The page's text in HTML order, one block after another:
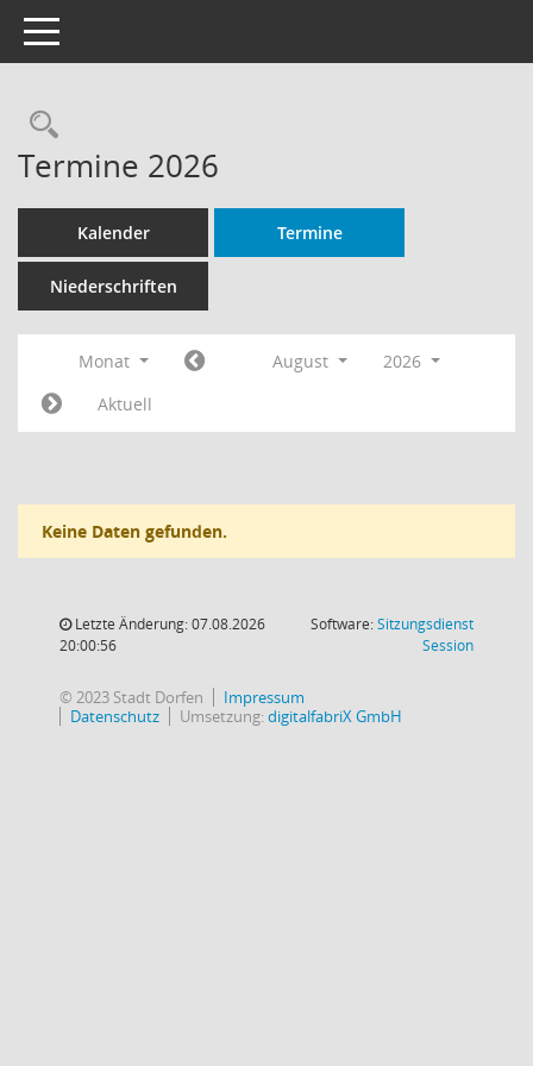
Toggle navigation
Rechercheauswahl
Termine 2026
Kalender Termine
Niederschriften
Monat August
2026
Aktuell
Keine Daten gefunden.
Letzte Änderung: 07.08.2026
20:00:56
Software:Sitzungsdienst
Session(Wird in
© 2023 Stadt Dorfen
Impressum
Datenschutz
Umsetzung:digitalfabriX GmbH